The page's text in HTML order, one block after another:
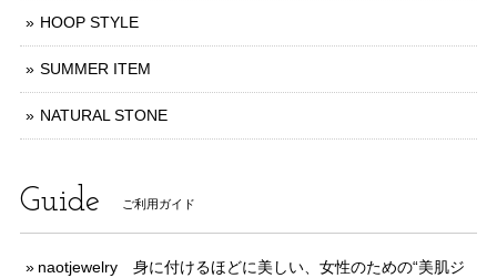
HOOP STYLE
SUMMER ITEM
NATURAL STONE
Guide ご利用ガイド
naotjewelry 身に付けるほどに美しい、女性のための“美肌ジ